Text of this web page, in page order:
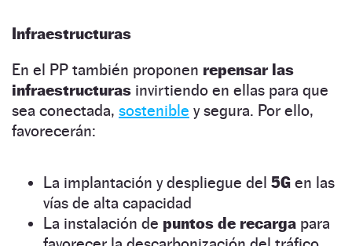
Infraestructuras
En el PP también proponen repensar las
infraestructuras invirtiendo en ellas para que
sea conectada, sostenible y segura. Por ello,
favorecerán:
La implantación y despliegue del 5G en las
vías de alta capacidad
La instalación de puntos de recarga para